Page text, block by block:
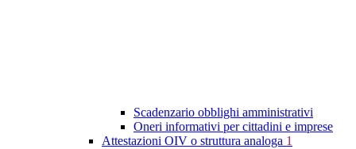
Scadenzario obblighi amministrativi
Oneri informativi per cittadini e imprese
Attestazioni OIV o struttura analoga 1